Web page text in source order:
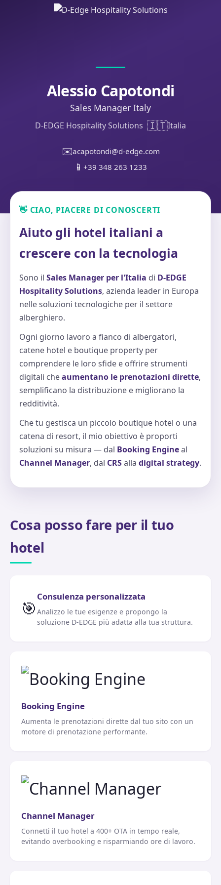
Alessio Capotondi
Sales Manager Italy
D-EDGE Hospitality Solutions 🇮🇹Italia
✉️acapotondi@d-edge.com
📱 +39 348 263 1233
👋 CIAO, PIACERE DI CONOSCERTI
Aiuto gli hotel italiani a
crescere con la tecnologia
Sono il Sales Manager per l'Italia di D-EDGE
Hospitality Solutions, azienda leader in Europa
nelle soluzioni tecnologiche per il settore
alberghiero.
Ogni giorno lavoro a fianco di albergatori,
catene hotel e boutique property per
comprendere le loro sfide e offrire strumenti
digitali cheaumentano le prenotazioni dirette,
semplificano la distribuzione e migliorano la
redditività.
Che tu gestisca un piccolo boutique hotel o una
catena di resort, il mio obiettivo è proporti
soluzioni su misura — dal Booking Engineal
Channel Manager, dal CRSalla digital strategy.
Cosa posso fare per il tuo
hotel
🎯
Consulenza personalizzata
Analizzo le tue esigenze e propongo la
soluzione D-EDGE più adatta alla tua struttura.
Booking Engine
Aumenta le prenotazioni dirette dal tuo sito con un
motore di prenotazione performante.
Channel Manager
Connetti il tuo hotel a 400+ OTA in tempo reale,
evitando overbooking e risparmiando ore di lavoro.